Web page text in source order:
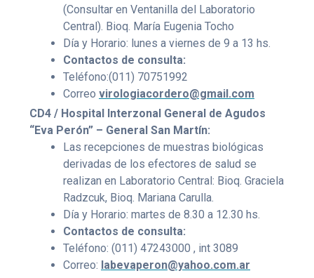
(Consultar en Ventanilla del Laboratorio
Central). Bioq. María Eugenia Tocho
Día y Horario: lunes a viernes de 9 a 13 hs.
Contactos de consulta:
Teléfono:(011) 70751992
Correo virologiacordero@gmail.com
CD4 / Hospital Interzonal General de Agudos
“Eva Perón” – General San Martín:
Las recepciones de muestras biológicas
derivadas de los efectores de salud se
realizan en Laboratorio Central: Bioq. Graciela
Radzcuk, Bioq. Mariana Carulla.
Día y Horario: martes de 8.30 a 12.30 hs.
Contactos de consulta:
Teléfono: (011) 47243000 , int 3089
Correo: labevaperon@yahoo.com.ar